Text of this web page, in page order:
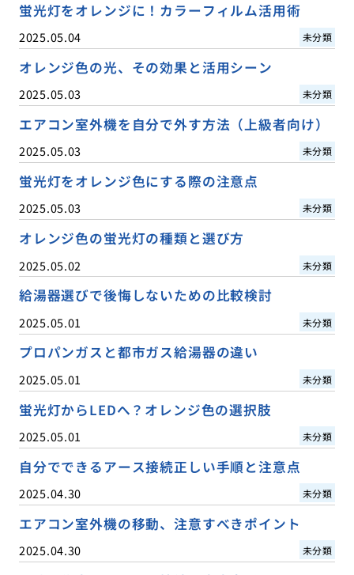
蛍光灯をオレンジに！カラーフィルム活用術
2025.05.04 未分類
オレンジ色の光、その効果と活用シーン
2025.05.03 未分類
エアコン室外機を自分で外す方法（上級者向け）
2025.05.03 未分類
蛍光灯をオレンジ色にする際の注意点
2025.05.03 未分類
オレンジ色の蛍光灯の種類と選び方
2025.05.02 未分類
給湯器選びで後悔しないための比較検討
2025.05.01 未分類
プロパンガスと都市ガス給湯器の違い
2025.05.01 未分類
蛍光灯からLEDへ？オレンジ色の選択肢
2025.05.01 未分類
自分でできるアース接続正しい手順と注意点
2025.04.30 未分類
エアコン室外機の移動、注意すべきポイント
2025.04.30 未分類